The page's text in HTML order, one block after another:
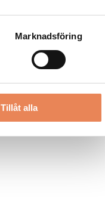
Marknadsföring
Tillåt alla